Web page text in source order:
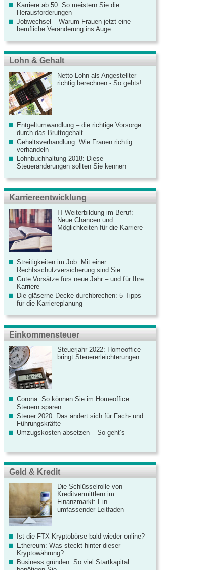
Karriere ab 50: So meistern Sie die
Herausforderungen
Jobwechsel – Warum Frauen jetzt eine
berufliche Veränderung ins Auge...
Lohn & Gehalt
Netto-Lohn als Angestellter
richtig berechnen - So gehts!
Entgeltumwandlung – die richtige Vorsorge
durch das Bruttogehalt
Gehaltsverhandlung: Wie Frauen richtig
verhandeln
Lohnbuchhaltung 2018: Diese
Steueränderungen sollten Sie kennen
Karriereentwicklung
IT-Weiterbildung im Beruf:
Neue Chancen und
Möglichkeiten für die Karriere
Streitigkeiten im Job: Mit einer
Rechtsschutzversicherung sind Sie...
Gute Vorsätze fürs neue Jahr – und für Ihre
Karriere
Die gläserne Decke durchbrechen: 5 Tipps
für die Karriereplanung
Einkommensteuer
Steuerjahr 2022: Homeoffice
bringt Steuererleichterungen
Corona: So können Sie im Homeoffice
Steuern sparen
Steuer 2020: Das ändert sich für Fach- und
Führungskräfte
Umzugskosten absetzen – So geht’s
Geld & Kredit
Die Schlüsselrolle von
Kreditvermittlern im
Finanzmarkt: Ein
umfassender Leitfaden
Ist die FTX-Kryptobörse bald wieder online?
Ethereum: Was steckt hinter dieser
Kryptowährung?
Business gründen: So viel Startkapital